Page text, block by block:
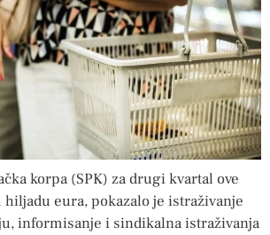
korpa (SPK) za drugi kvartal ove
eura, pokazalo je istraživanje
informisanje i sindikalna istraživanja